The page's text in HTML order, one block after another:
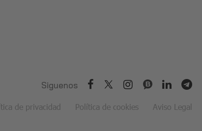
Siguenos
de privacidad Política de cookies Aviso Legal